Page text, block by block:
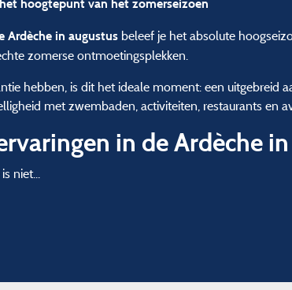
hoogtepunt van het zomerseizoen
Ardèche in augustus beleef je het absolute
zomerse ontmoetingsplekken.
hebben, is dit het ideale moment: een uitgebreid
met zwembaden, activiteiten, restaurants en
in de Ardèche
niet...